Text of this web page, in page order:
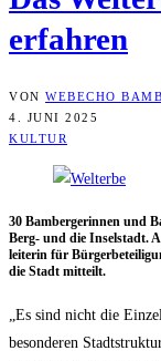
erfahren
VON WEBECHO
4. JUNI 2025
KULTUR
30 Bam­ber­ge­rin­nen und
Berg- und die Insel­stadt.
lei­te­rin für
die Stadt mitteilt.
„Es sind nicht die
beson­de­ren